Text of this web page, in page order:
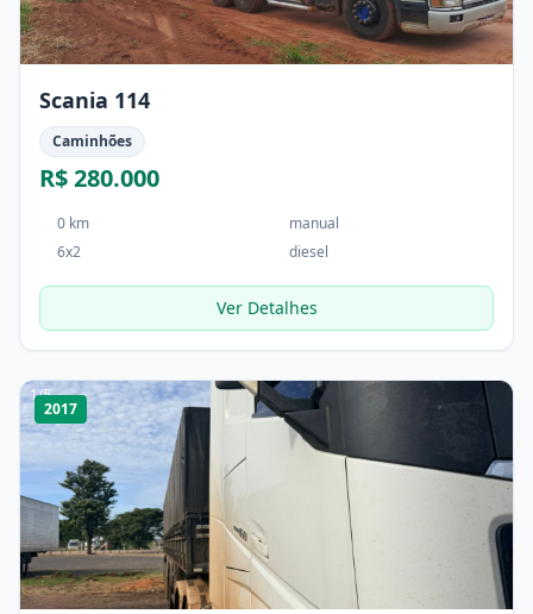
Scania 114
Caminhões
R$ 280.000
0 km
manual
6x2
diesel
Ver Detalhes
1/5
2017